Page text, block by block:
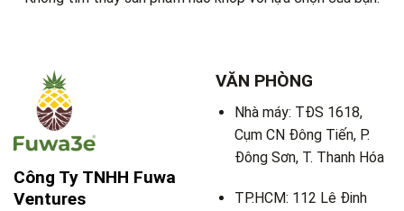
Công Ty TNHH Fuwa
Ventures
VĂN PHÒNG
Nhà máy: TĐS 1618,
Cụm CN Đông Tiến, P.
Đông Sơn, T. Thanh Hóa
TP.HCM: 112 Lê Đinh